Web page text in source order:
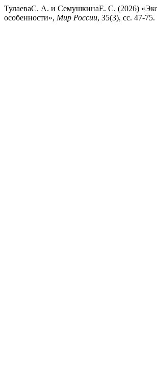
ТулаеваС. А. и СемушкинаЕ. С. (2026)
особенности», Мир России, 35(3), сс. 47-